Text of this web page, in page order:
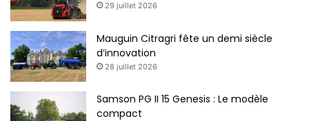
29 juillet 2026
Mauguin Citragri fête un demi siècle
d’innovation
28 juillet 2026
Samson PG II 15 Genesis : Le modèle
compact